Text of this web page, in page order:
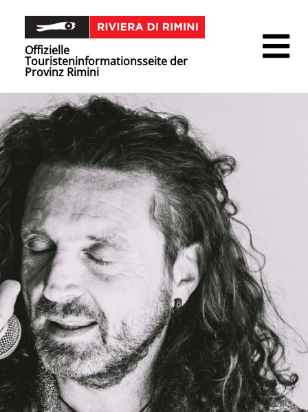
Offizielle
Touristeninformationsseite der
Provinz Rimini